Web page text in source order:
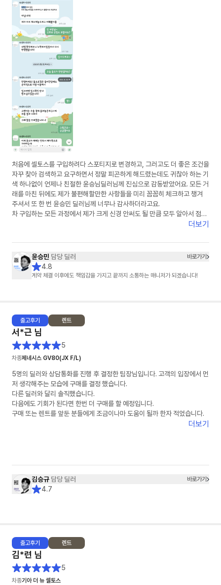
처음에 셀토스를 구입하려다 스포티지로 변경하고, 그러고도 더 좋은 조건을
자꾸 찾아 검색하고 요구하면서 정말 피곤하게 해드렸는데도 귀찮아 하는 기
색 하나없이 언제나 친절한 윤승님딜러님께 진심으로 감동받았어요. 모든 거
래를 마친 뒤에도 제가 불편해할만한 사항들을 미리 꼼꼼히 체크하고 챙겨
주셔서 또 한 번 윤승민 딜러님께 너무나 감사하더라고요.
차 구입하는 모든 과정에서 제가 크게 신경 안써도 될 만큼 모두 알아서 점검
해 주셔서 차를 구입하고 판매하는 과정의 불안감 없이 마음이 편히 의지하
저같은 진상고객에게까지 마음을 담은 선물까지 챙겨 주셔서 정말 감사했습
니다
주변에 차 사겠다는 사람이 있으면 적극 알려서 소개해드리고 싶은 윤승님
딜러님! 번창하셔요~♡
더보기
윤승민 담당 딜러 바로가기
4.8
계약 체결 이후에도 책임감을 가지고 끝까지 소통하는 매니저가 되겠습니다!
출고후기 렌트
서*근 님
5
차종제네시스 GV80(JX F/L)
5명의 딜러와 상담통화를 진행 후 결정한 팀장님입니다. 고객의 입장에서 먼
저 생각해주는 모습에 구매를 결정 했습니다.
다른 딜러와 달리 솔직했습니다.
다음에도 기회가 된다면 한번 더 구매를 할 예정입니다.
구매 또는 렌트를 앞둔 분들에게 조금이나마 도움이 될까 한자 적었습니다.
더보기
김승규 담당 딜러 바로가기
4.7
출고후기 렌트
김*련 님
5
차종기아 더 뉴 셀토스